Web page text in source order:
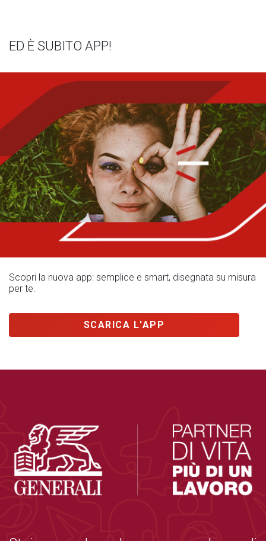
ED È SUBITO APP!
Scopri la nuova app: semplice e smart, disegnata su misura
per te.
SCARICA L'APP